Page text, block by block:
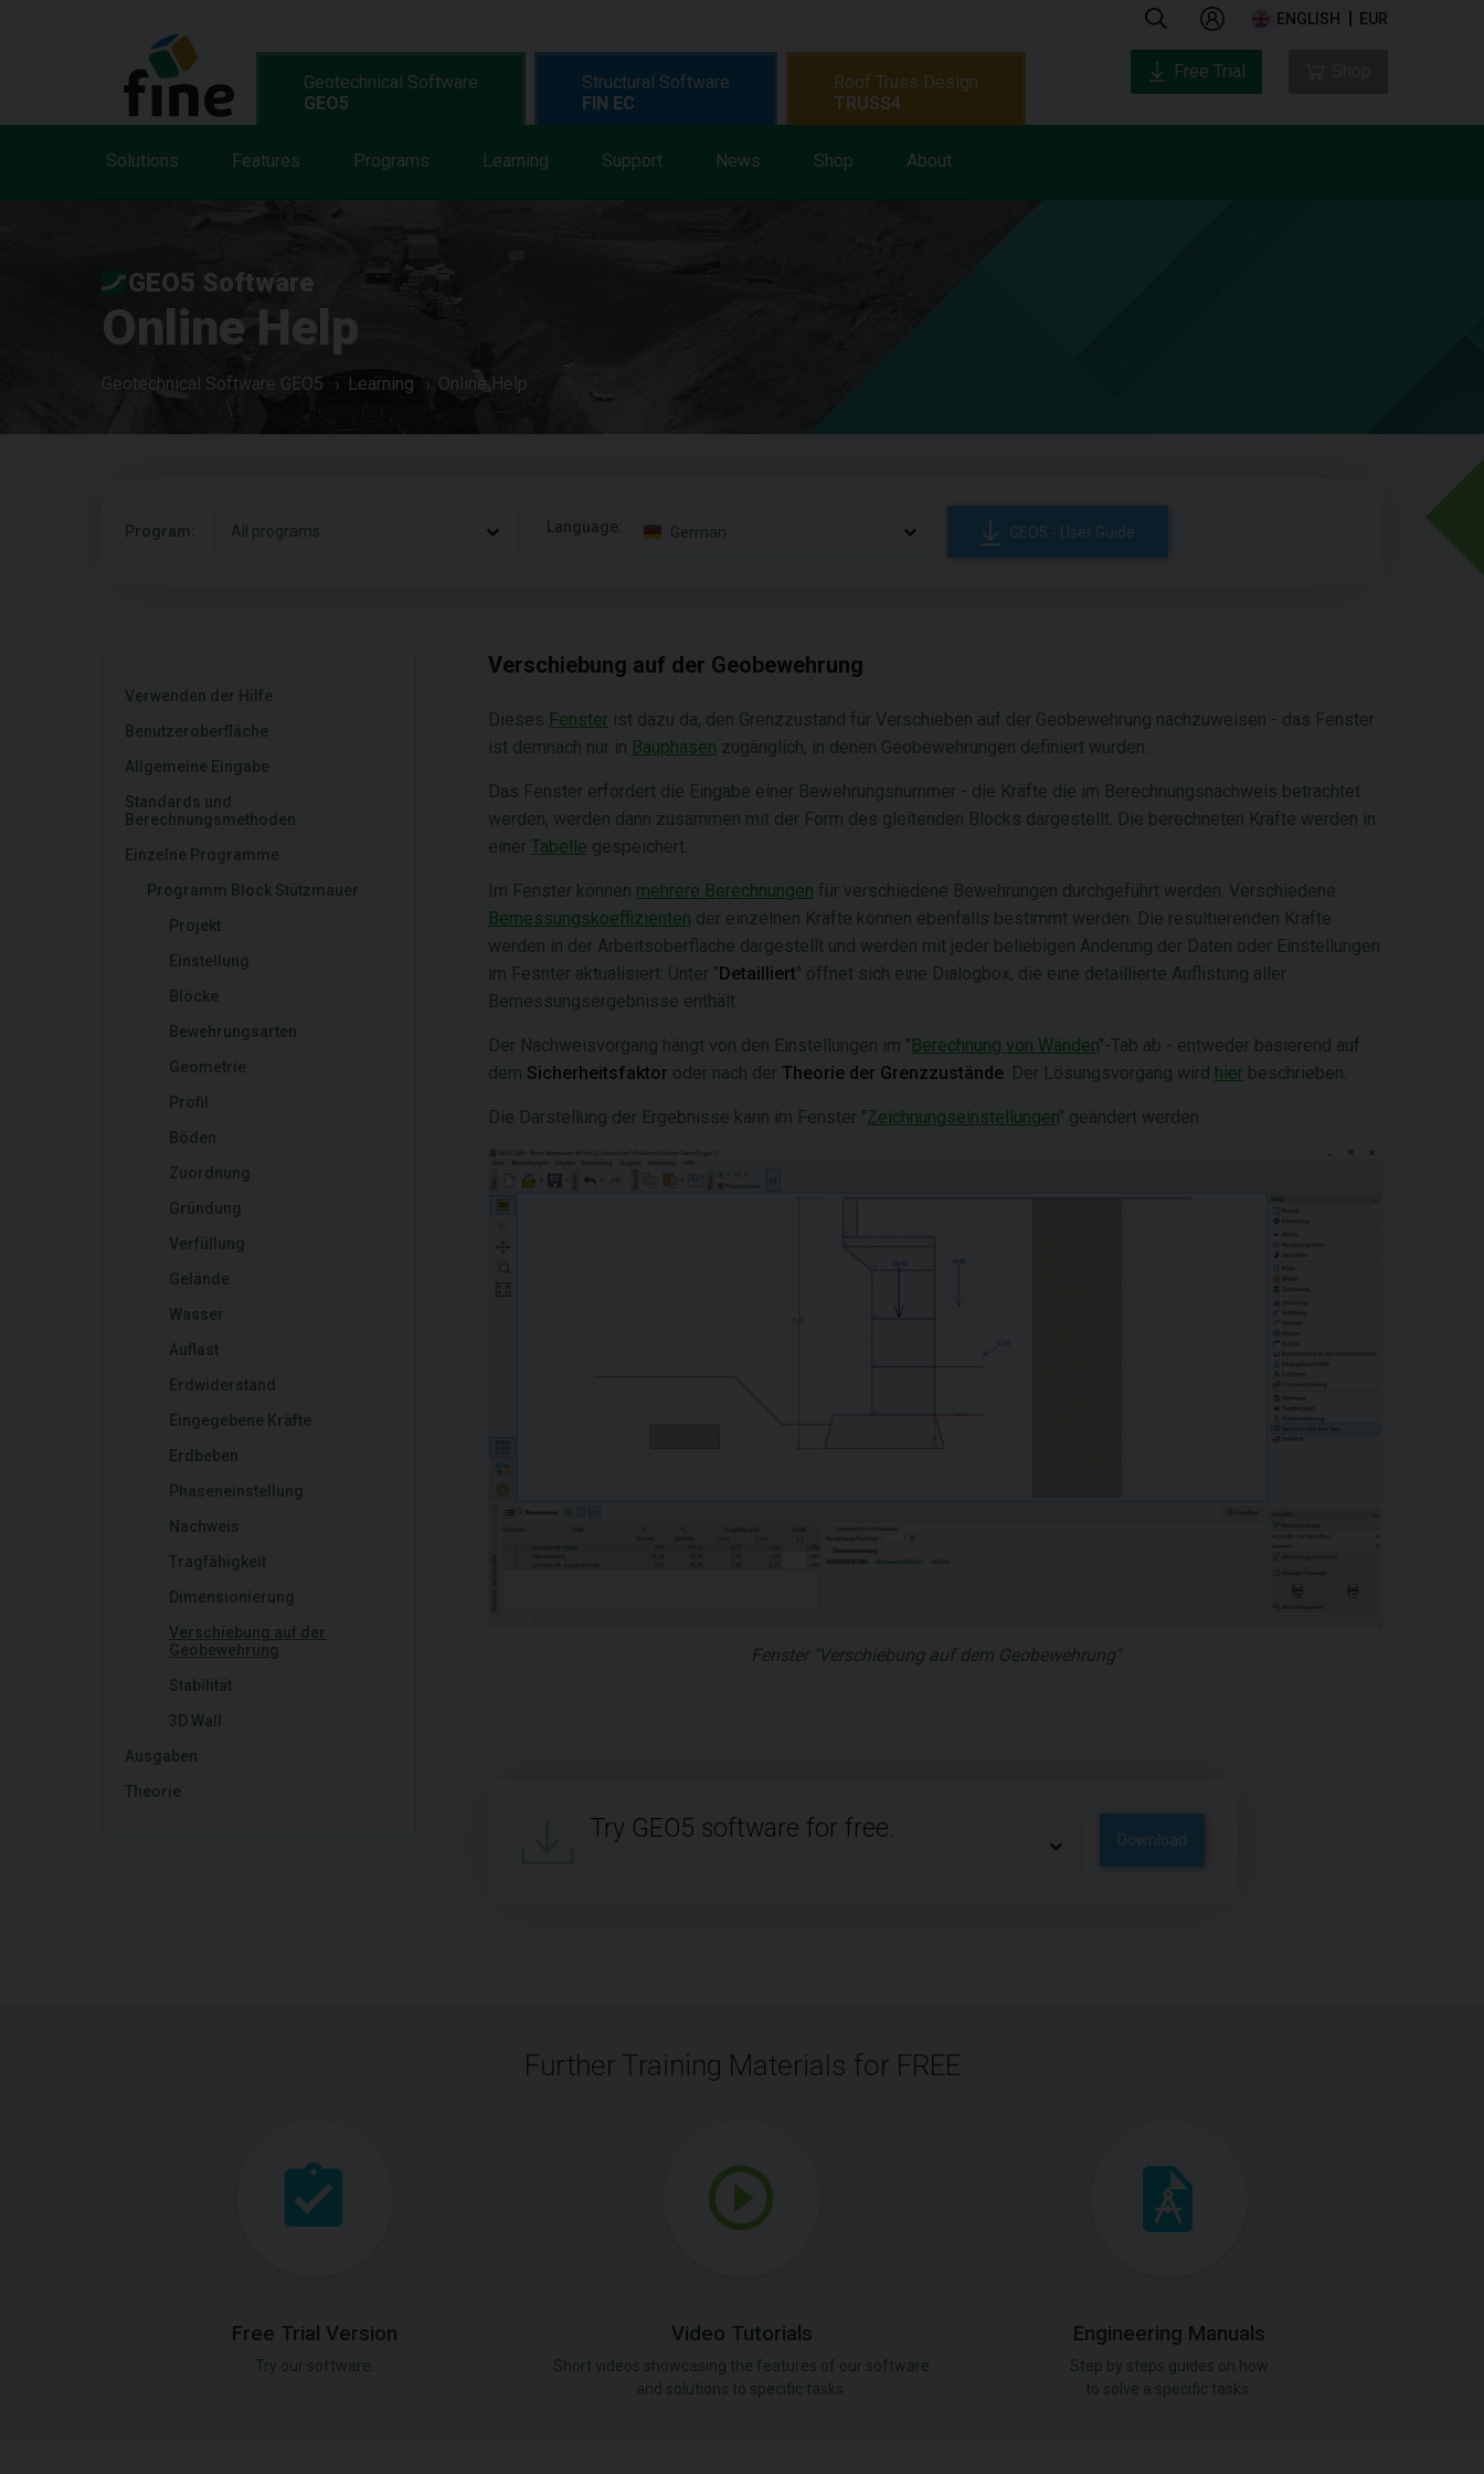
ENGLISH EUR
Geotechnical Software
GEO5
Solutions Features Programs Learning Support News Shop About
Structural Software
FIN EC
Roof Truss Design
TRUSS4
Free Trial
GEO5 Software
Online Help
Geotechnical Software GEO5 Learning Online Help
Program: All programs Language: German GEO5 - User Guide
Verwenden der Hilfe
Benutzeroberfläche
Allgemeine Eingabe
Standards und
Berechnungsmethoden
Einzelne Programme
Programm Block Stützmauer
Projekt
Einstellung
Blöcke
Bewehrungsarten
Geometrie
Profil
Böden
Zuordnung
Gründung
Verfüllung
Gelände
Wasser
Auflast
Erdwiderstand
Eingegebene Kräfte
Erdbeben
Phaseneinstellung
Nachweis
Tragfähigkeit
Dimensionierung
Verschiebung auf der
Geobewehrung
Stabilität
3D Wall
Ausgaben
Theorie
Verschiebung auf der Geobewehrung
Dieses Fenster ist dazu da, den Grenzzustand für Verschieben auf der Geobewehrung nachzuweisen - das Fenster
ist demnach nur in Bauphasen zugänglich, in denen Geobewehrungen definiert wurden.
Das Fenster erfordert die Eingabe einer Bewehrungsnummer - die Kräfte die im Berechnungsnachweis betrachtet
werden, werden dann zusammen mit der Form des gleitenden Blocks dargestellt. Die berechneten Kräfte werden in
einer Tabelle gespeichert.
Im Fenster können mehrere Berechnungen für verschiedene Bewehrungen durchgeführt werden. Verschiedene
Bemessungskoeffizienten der einzelnen Kräfte können ebenfalls bestimmt werden. Die resultierenden Kräfte
werden in der Arbeitsoberfläche dargestellt und werden mit jeder beliebigen Änderung der Daten oder Einstellungen
im Fesnter aktualisiert. Unter "Detailliert" öffnet sich eine Dialogbox, die eine detaillierte Auflistung aller
Bemessungsergebnisse enthält.
Der Nachweisvorgang hängt von den Einstellungen im "Berechnung von Wänden"-Tab ab - entweder basierend auf
dem Sicherheitsfaktor oder nach der Theorie der Grenzzustände . Der Lösungsvorgang wird hier beschrieben.
Die Darstellung der Ergebnisse kann im Fenster "Zeichnungseinstellungen" geändert werden.
Fenster "Verschiebung auf dem Geobewehrung"
Try GEO5 software for free. Download
Further Training Materials for FREE
Free Trial Version Video Tutorials Engineering Manuals